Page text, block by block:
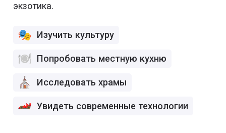
экзотика.
Изучить культуру
Попробовать местную кухню
Исследовать храмы
Увидеть современные технологии